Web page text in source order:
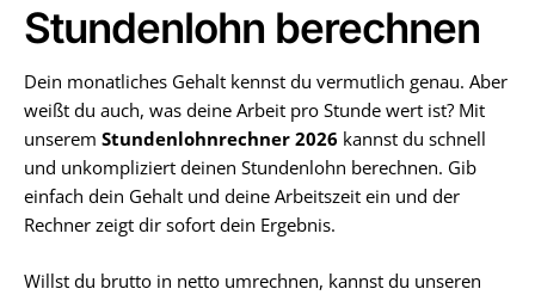
Stundenlohn berechnen
Dein monatliches Gehalt kennst du vermutlich genau. Aber
weißt du auch, was deine Arbeit pro Stunde wert ist? Mit
unserem Stundenlohnrechner 2026 kannst du schnell
und unkompliziert deinen Stundenlohn berechnen. Gib
einfach dein Gehalt und deine Arbeitszeit ein und der
Rechner zeigt dir sofort dein Ergebnis.
Willst du brutto in netto umrechnen, kannst du unseren